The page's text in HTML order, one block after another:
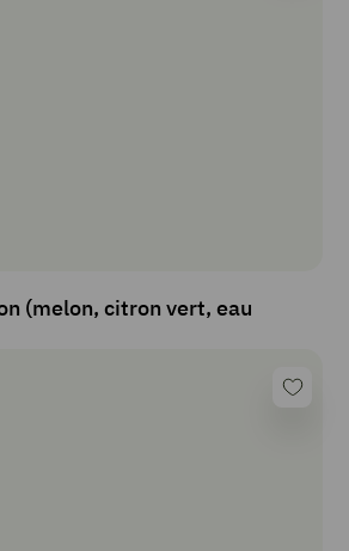
(melon, citron vert, eau